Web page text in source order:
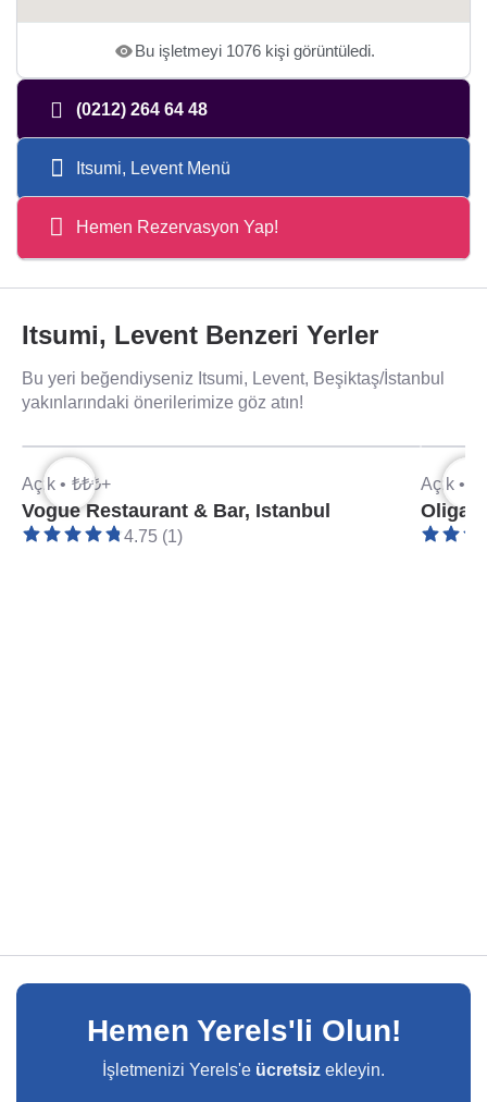
Bu işletmeyi 1076 kişi görüntüledi.
(0212) 264 64 48
Itsumi, Levent Menü
Hemen Rezervasyon Yap!
Itsumi, Levent Benzeri Yerler
Bu yeri beğendiyseniz Itsumi, Levent, Beşiktaş/İstanbul
yakınlarındaki önerilerimize göz atın!
Açık • ₺₺₺+
Vogue Restaurant & Bar, Istanbul
4.75 (1)
Açık •
Hemen Yerels'li Olun!
İşletmenizi Yerels'e ücretsiz ekleyin.